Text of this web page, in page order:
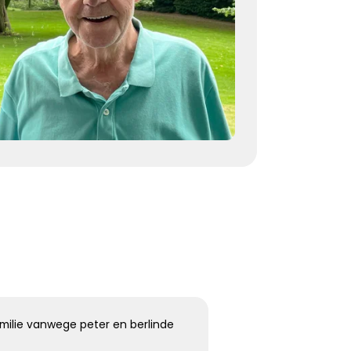
vanwege peter en berlinde
herinneringen voor altijd troost
Kies dit gedicht
Terugdenken met sterkte